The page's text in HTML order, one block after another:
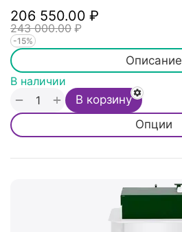
206 550.00 ₽
243 000.00 ₽
-15%
Описание
Опции
В наличии
+
− В корзину